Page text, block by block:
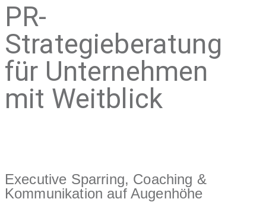
PR-
Strategieberatung
für Unternehmen
mit Weitblick
Executive Sparring, Coaching &
Kommunikation auf Augenhöhe